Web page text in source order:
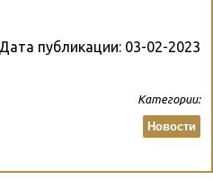
Дата публикации: 03-02-2023
Категории:
Новости